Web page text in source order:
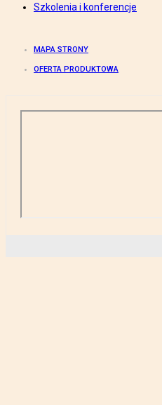
Szkolenia i konferencje
MAPA STRONY
OFERTA PRODUKTOWA